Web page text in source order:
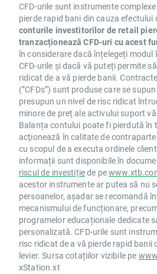
CFD-urile sunt instrumente
pierde rapid bani din cauza efectului
conturile investitorilor de retail
tranzacționează CFD-uri cu acest
în considerare dacă înțelegeți modul
CFD-urile și dacă vă puteți permite
ridicat de a vă pierde banii.
(”CFDs”) sunt produse care se
presupun un nivel de risc ridicat
minore de preț ale activului suport
Balanța contului poate fi pierdută în
acţionează în calitate de
cu scopul de a executa ordinele
informații sunt disponibile în
riscul de investițiede pe
acestor instrumente ar putea să nu
persoanelor, așadar se recomandă
mecanismului de funcționare,
programelor educaționale dedicate
personalizată. CFD-urile sunt
risc ridicat de a vă pierde rapid banii
levier. Sursa cotațiilor vizibile pe
xStation.xt